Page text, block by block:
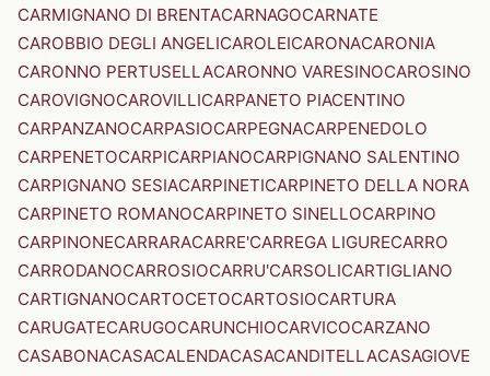
CARMIGNANO DI BRENTACARNAGOCARNATE
CAROBBIO DEGLI ANGELICAROLEICARONACARONIA
CARONNO PERTUSELLACARONNO VARESINOCAROSINO
CAROVIGNOCAROVILLICARPANETO PIACENTINO
CARPANZANOCARPASIOCARPEGNACARPENEDOLO
CARPENETOCARPICARPIANOCARPIGNANO SALENTINO
CARPIGNANO SESIACARPINETICARPINETO DELLA NORA
CARPINETO ROMANOCARPINETO SINELLOCARPINO
CARPINONECARRARACARRE'CARREGA LIGURECARRO
CARRODANOCARROSIOCARRU'CARSOLICARTIGLIANO
CARTIGNANOCARTOCETOCARTOSIOCARTURA
CARUGATECARUGOCARUNCHIOCARVICOCARZANO
CASABONACASACALENDACASACANDITELLACASAGIOVE